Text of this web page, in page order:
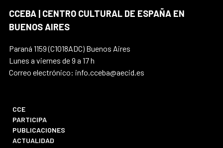
CCEBA | CENTRO CULTURAL DE ESPAÑA EN
BUENOS AIRES
Paraná 1159 (C1018ADC) Buenos Aires
Lunes a viernes de 9 a 17 h
Correo electrónico: info.cceba@aecid.es
CCE
PARTICIPA
PUBLICACIONES
ACTUALIDAD